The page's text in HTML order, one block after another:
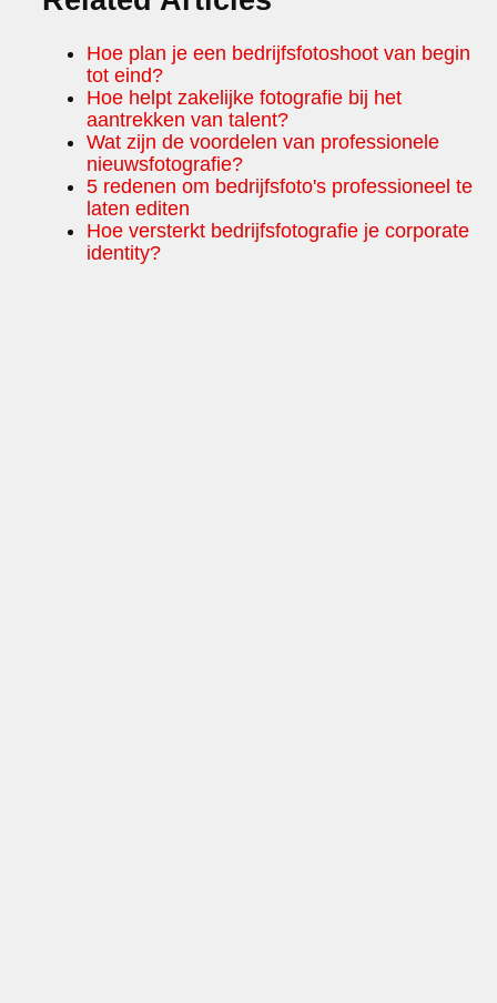
Hoe plan je een bedrijfsfotoshoot van begin
tot eind?
Hoe helpt zakelijke fotografie bij het
aantrekken van talent?
Wat zijn de voordelen van professionele
nieuwsfotografie?
5 redenen om bedrijfsfoto's professioneel te
laten editen
Hoe versterkt bedrijfsfotografie je corporate
identity?